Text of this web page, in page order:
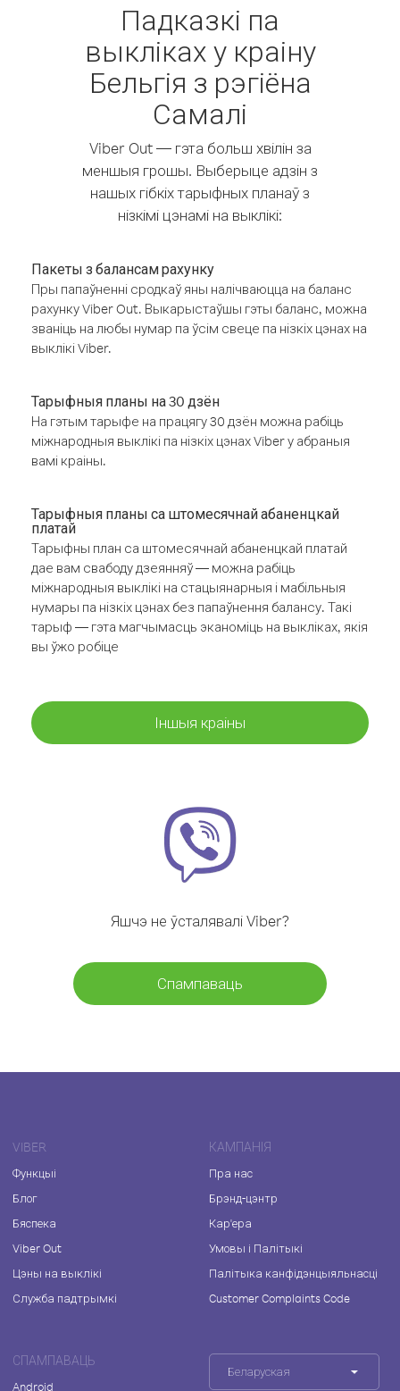
Падказкі па
выкліках у краіну
Бельгія з рэгіёна
Самалі
Viber Out — гэта больш хвілін за
меншыя грошы. Выберыце адзін з
нашых гібкіх тарыфных планаў з
нізкімі цэнамі на выклікі:
Пакеты з балансам рахунку
Пры папаўненні сродкаў яны налічваюцца на баланс
рахунку Viber Out. Выкарыстаўшы гэты баланс, можна
званіць на любы нумар па ўсім свеце па нізкіх цэнах на
выклікі Viber.
Тарыфныя планы на 30 дзён
На гэтым тарыфе на працягу 30 дзён можна рабіць
міжнародныя выклікі па нізкіх цэнах Viber у абраныя
вамі краіны.
Тарыфныя планы са штомесячнай абаненцкай
платай
Тарыфны план са штомесячнай абаненцкай платай
дае вам свабоду дзеянняў — можна рабіць
міжнародныя выклікі на стацыянарныя і мабільныя
нумары па нізкіх цэнах без папаўнення балансу. Такі
тарыф — гэта магчымасць эканоміць на выкліках, якія
вы ўжо робіце
Іншыя краіны
Яшчэ не ўсталявалі Viber?
Спампаваць
VIBER
Функцыі
Блог
Бяспека
Viber Out
Цэны на выклікі
Служба падтрымкі
КАМПАНІЯ
Пра нас
Брэнд-цэнтр
Кар'ера
Умовы і Палітыкі
Палітыка канфідэнцыяльнасці
Customer Complaints Code
СПАМПАВАЦЬ
Android
Беларуская